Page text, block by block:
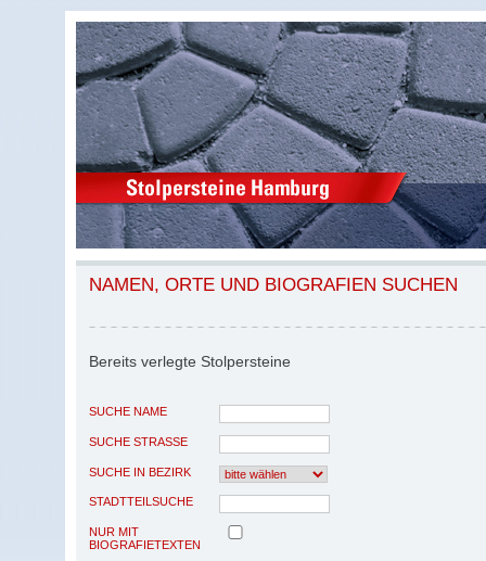
NAMEN, ORTE UND BIOGRAFIEN SUCHEN
Bereits verlegte Stolpersteine
SUCHE NAME
SUCHE STRASSE
SUCHE IN BEZIRK
STADTTEILSUCHE
NUR MIT
BIOGRAFIETEXTEN